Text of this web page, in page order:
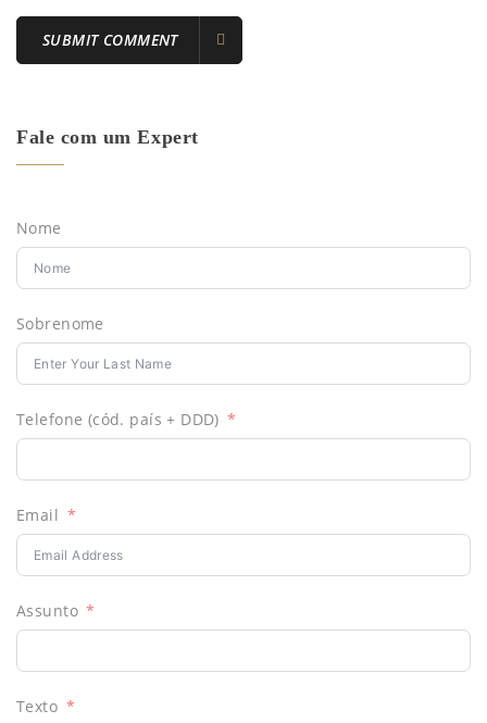
Fale com um Expert
Nome
Sobrenome
Telefone (cód. país + DDD)
Email
Assunto
Texto